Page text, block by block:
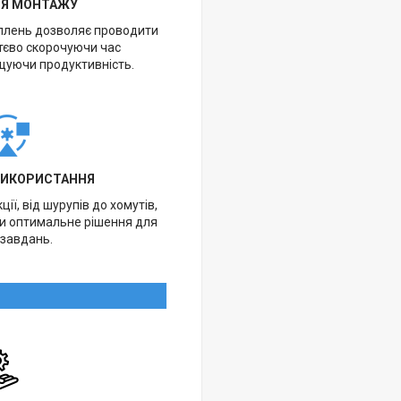
МОНТАЖУ
дозволяє проводити
скорочуючи час
продуктивність.
від шурупів до хомутів,
оптимальне рішення для